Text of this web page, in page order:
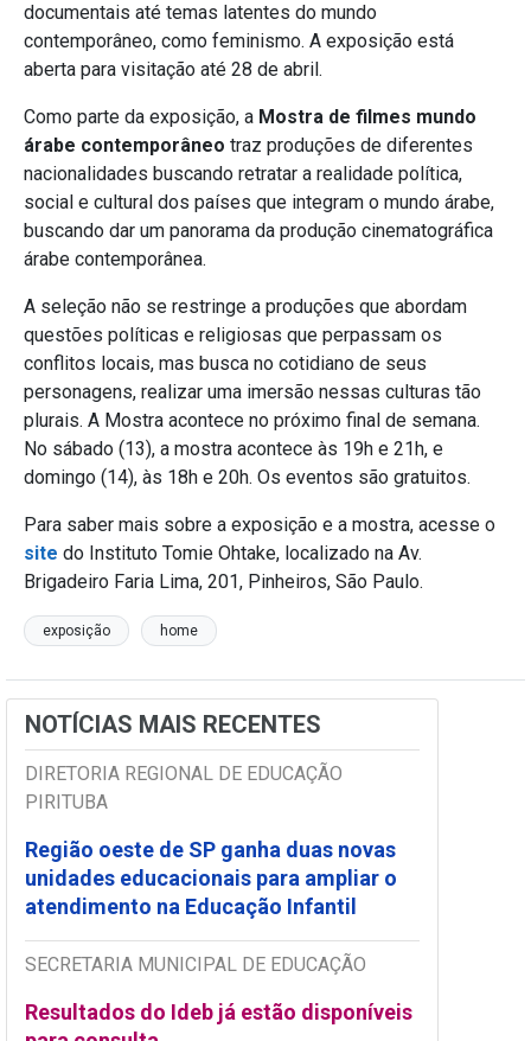
documentais até temas latentes do mundo
contemporâneo, como feminismo. A exposição está
aberta para visitação até 28 de abril.
Como parte da exposição, a Mostra de filmes mundo
árabe contemporâneo traz produções de diferentes
nacionalidades buscando retratar a realidade política,
social e cultural dos países que integram o mundo árabe,
buscando dar um panorama da produção cinematográfica
árabe contemporânea.
A seleção não se restringe a produções que abordam
questões políticas e religiosas que perpassam os
conflitos locais, mas busca no cotidiano de seus
personagens, realizar uma imersão nessas culturas tão
plurais. A Mostra acontece no próximo final de semana.
No sábado (13), a mostra acontece às 19h e 21h, e
domingo (14), às 18h e 20h. Os eventos são gratuitos.
Para saber mais sobre a exposição e a mostra, acesse o
site do Instituto Tomie Ohtake, localizado na Av.
Brigadeiro Faria Lima, 201, Pinheiros, São Paulo.
exposição home
NOTÍCIAS MAIS RECENTES
DIRETORIA REGIONAL DE EDUCAÇÃO
PIRITUBA
Região oeste de SP ganha duas novas
unidades educacionais para ampliar o
atendimento na Educação Infantil
SECRETARIA MUNICIPAL DE EDUCAÇÃO
Resultados do Ideb já estão disponíveis